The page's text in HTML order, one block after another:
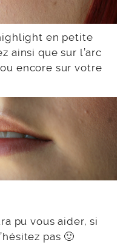
en petite
ainsi que sur l’arc
encore sur votre
pu vous aider, si
pas 🙂